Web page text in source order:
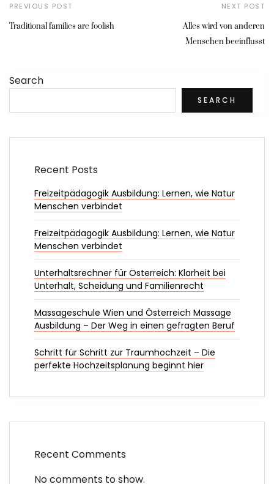
PREVIOUS POST
Traditional families are foolish
NEXT POST
Alles wird von anderen
Menschen beeinflusst
Search
SEARCH
Recent Posts
Freizeitpädagogik Ausbildung: Lernen, wie Natur
Menschen verbindet
Freizeitpädagogik Ausbildung: Lernen, wie Natur
Menschen verbindet
Unterhaltsrechner für Österreich: Klarheit bei
Unterhalt, Scheidung und Familienrecht
Massageschule Wien und Österreich Massage
Ausbildung – Der Weg in einen gefragten Beruf
Schritt für Schritt zur Traumhochzeit – Die
perfekte Hochzeitsplanung beginnt hier
Recent Comments
No comments to show.